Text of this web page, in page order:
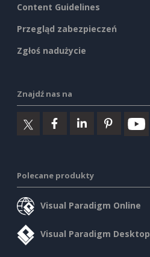
Content Guidelines
Przegląd zabezpieczeń
Zgłoś nadużycie
Znajdź nas na
Polecane produkty
Visual Paradigm Online
Visual Paradigm Desktop